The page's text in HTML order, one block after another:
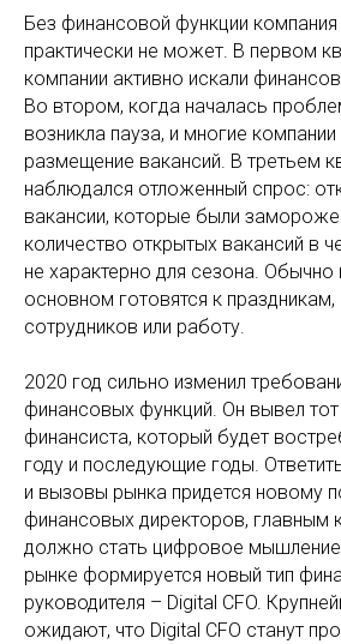
Без финансовой функции
практически не может. В первом
компании активно искали
Во втором, когда началась
возникла пауза, и многие
размещение вакансий. В третьем
наблюдался отложенный спрос:
вакансии, которые были
количество открытых вакансий в
не характерно для сезона.
основном готовятся к праздникам,
сотрудников или работу.
2020 год сильно изменил
финансовых функций. Он вывел тот
финансиста, который будет
году и последующие годы.
и вызовы рынка придется новому
финансовых директоров, главным
должно стать цифровое мышление
рынке формируется новый тип
руководителя – Digital CFO.
ожидают, что Digital CFO станут